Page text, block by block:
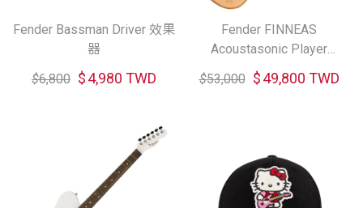
Fender Bassman Driver 效果
器
$6,800 $4,980 TWD
Fender FINNEAS
Acoustasonic Player
Telecaster 電木吉他
$53,000 $49,800 TWD